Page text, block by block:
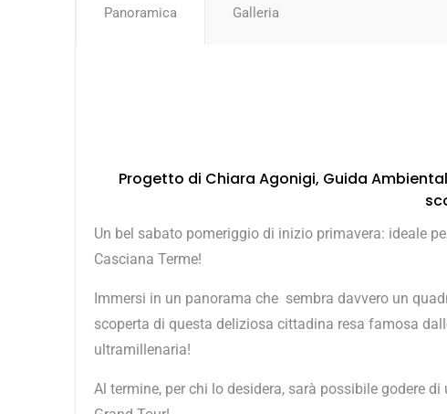
Panoramica Galleria
Progetto di Chiara Agonigi, Guida
Un bel sabato pomeriggio di inizio primavera: ideale
Casciana Terme!
Immersi in un panorama che sembra davvero un
scoperta di questa deliziosa cittadina resa famosa
ultramillenaria!
Al termine, per chi lo desidera, sarà possibile godere